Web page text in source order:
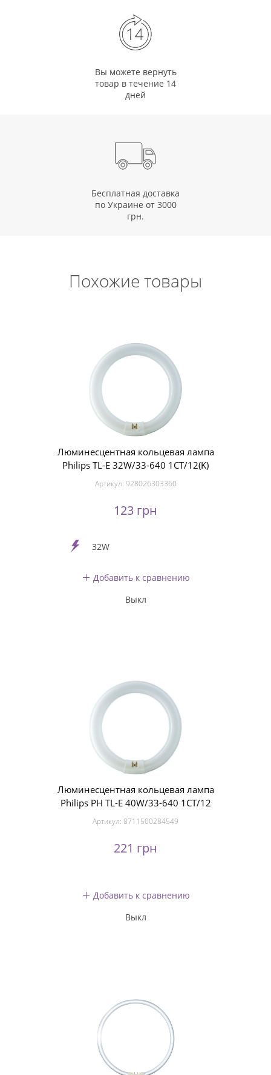
Вы можете вернуть
товар в течение 14
дней
Бесплатная доставка
по Украине от 3000
грн.
Похожие товары
Люминесцентная кольцевая лампа
Philips TL-E 32W/33-640 1CT/12(K)
Артикул: 928026303360
123 грн
32W
Добавить к сравнению
Выкл
Люминесцентная кольцевая лампа
Philips PH TL-E 40W/33-640 1CT/12
Артикул: 8711500284549
221 грн
Добавить к сравнению
Выкл